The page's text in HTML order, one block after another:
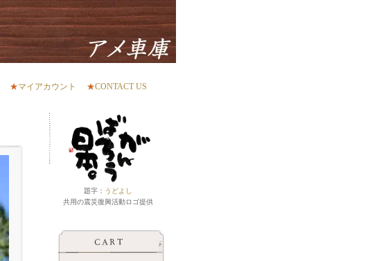
★マイアカウント ★CONTACT US
題字： うどよし
共用の震災復興活動ロゴ提供